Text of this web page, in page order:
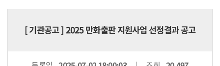
[기관공고] 2025 만화출판 지원사업 선정결과 공고